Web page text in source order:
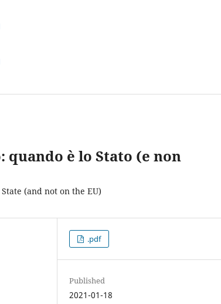
è lo Stato (e non
(and not on the EU)
.pdf
Published
2021-01-18